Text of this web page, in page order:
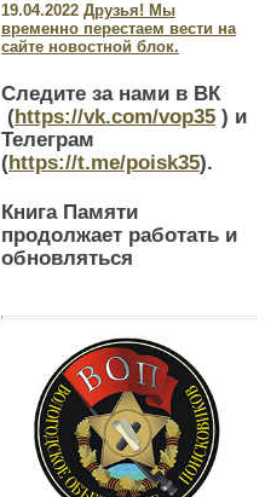
19.04.2022 Друзья! Мы
временно перестаем вести на
сайте новостной блок.
Следите за нами в ВК
(https://vk.com/vop35 ) и
Телеграм
(https://t.me/poisk35).
Книга Памяти
продолжает работать и
обновляться